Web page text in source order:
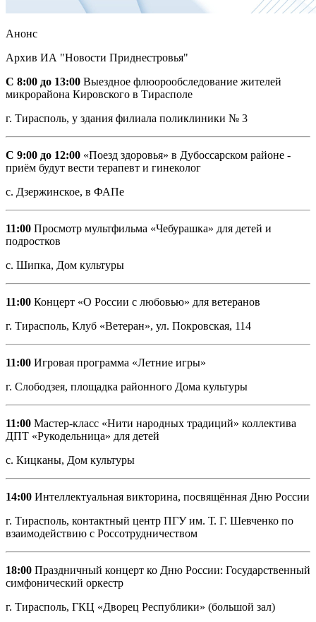
Анонс
Архив ИА "Новости Приднестровья"
С 8:00 до 13:00 Выездное флюорообследование жителей
микрорайона Кировского в Тирасполе
г. Тирасполь, у здания филиала поликлиники № 3
С 9:00 до 12:00 «Поезд здоровья» в Дубоссарском районе -
приём будут вести терапевт и гинеколог
с. Дзержинское, в ФАПе
11:00 Просмотр мультфильма «Чебурашка» для детей и
подростков
с. Шипка, Дом культуры
11:00 Концерт «О России с любовью» для ветеранов
г. Тирасполь, Клуб «Ветеран», ул. Покровская, 114
11:00 Игровая программа «Летние игры»
г. Слободзея, площадка районного Дома культуры
11:00 Мастер-класс «Нити народных традиций» коллектива
ДПТ «Рукодельница» для детей
с. Кицканы, Дом культуры
14:00 Интеллектуальная викторина, посвящённая Дню России
г. Тирасполь, контактный центр ПГУ им. Т. Г. Шевченко по
взаимодействию с Россотрудничеством
18:00 Праздничный концерт ко Дню России: Государственный
симфонический оркестр
г. Тирасполь, ГКЦ «Дворец Республики» (большой зал)